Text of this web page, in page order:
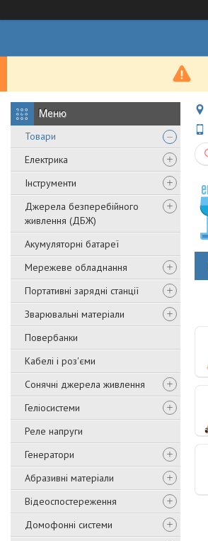
Товари
Електрика
Інструменти
Джерела безперебійного
живлення (ДБЖ)
Акумуляторні батареї
Мережеве обладнання
Портативні зарядні станції
Зварювальні матеріали
Повербанки
Кабелі і роз'єми
Сонячні джерела живлення
Геліосистеми
Реле напруги
Генератори
Абразивні матеріали
Відеоспостереження
Домофонні системи